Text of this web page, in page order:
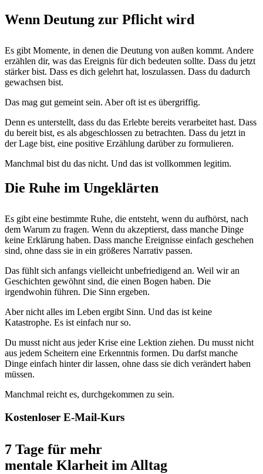
Wenn Deutung zur Pflicht wird
Es gibt Momente, in denen die Deutung von außen kommt. Andere
erzählen dir, was das Ereignis für dich bedeuten sollte. Dass du jetzt
stärker bist. Dass es dich gelehrt hat, loszulassen. Dass du dadurch
gewachsen bist.
Das mag gut gemeint sein. Aber oft ist es übergriffig.
Denn es unterstellt, dass du das Erlebte bereits verarbeitet hast. Dass
du bereit bist, es als abgeschlossen zu betrachten. Dass du jetzt in
der Lage bist, eine positive Erzählung darüber zu formulieren.
Manchmal bist du das nicht. Und das ist vollkommen legitim.
Die Ruhe im Ungeklärten
Es gibt eine bestimmte Ruhe, die entsteht, wenn du aufhörst, nach
dem Warum zu fragen. Wenn du akzeptierst, dass manche Dinge
keine Erklärung haben. Dass manche Ereignisse einfach geschehen
sind, ohne dass sie in ein größeres Narrativ passen.
Das fühlt sich anfangs vielleicht unbefriedigend an. Weil wir an
Geschichten gewöhnt sind, die einen Bogen haben. Die
irgendwohin führen. Die Sinn ergeben.
Aber nicht alles im Leben ergibt Sinn. Und das ist keine
Katastrophe. Es ist einfach nur so.
Du musst nicht aus jeder Krise eine Lektion ziehen. Du musst nicht
aus jedem Scheitern eine Erkenntnis formen. Du darfst manche
Dinge einfach hinter dir lassen, ohne dass sie dich verändert haben
müssen.
Manchmal reicht es, durchgekommen zu sein.
Kostenloser E-Mail-Kurs
7 Tage für mehr
mentale Klarheit im Alltag